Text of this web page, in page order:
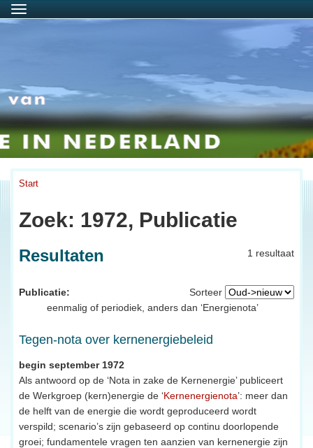
Menu
Start
Zoek: 1972, Publicatie
1 resultaat
Resultaten
Sorteer
Publicatie:
eenmalig of periodiek, anders dan ‘Energienota’
Tegen-nota over kernenergiebeleid
begin september 1972
Als antwoord op de ‘Nota in zake de Kernenergie’ publiceert
de Werkgroep (kern)energie de ‘Kernenergienota’: meer dan
de helft van de energie die wordt geproduceerd wordt
verspild; scenario’s zijn gebaseerd op continu doorlopende
groei; fundamentele vragen ten aanzien van kernenergie zijn